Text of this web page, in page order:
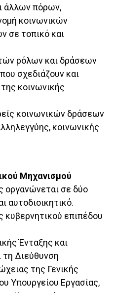
άλλων πόρων,
κοινωνικών
σε τοπικό και
ρόλων και δράσεων
σχεδιάζουν και
κοινωνικής
κοινωνικών δράσεων
κοινωνικής
Μηχανισμού
οργανώνεται σε δύο
αυτοδιοικητικό.
κυβερνητικού επιπέδου
Ένταξης και
τη Διεύθυνση
της Γενικής
Υπουργείου Εργασίας,